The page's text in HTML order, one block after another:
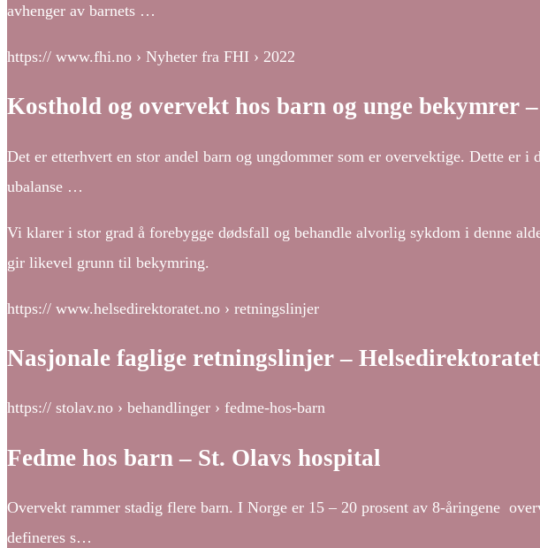
avhenger av barnets …
https:// www.fhi.no › Nyheter fra FHI › 2022
Kosthold og overvekt hos barn og unge bekymrer
Det er etterhvert en stor andel barn og ungdommer som er overvektige. Dette er
ubalanse …
Vi klarer i stor grad å forebygge dødsfall og behandle alvorlig sykdom i denne
gir likevel grunn til bekymring.
https:// www.helsedirektoratet.no › retningslinjer
Nasjonale faglige retningslinjer – Helsedirektoratet
https:// stolav.no › behandlinger › fedme-hos-barn
Fedme hos barn – St. Olavs hospital
Overvekt rammer stadig flere barn. I Norge er 15 – 20 prosent av 8-åringene
defineres s…